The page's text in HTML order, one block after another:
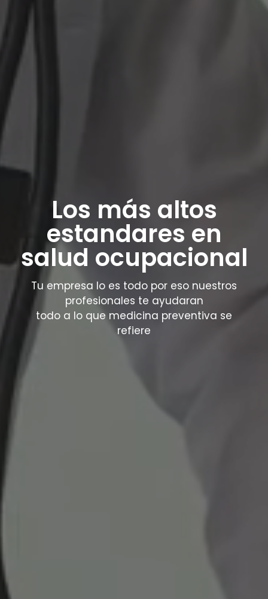
Los más altos
estandares en
salud ocupacional
Tu empresa lo es todo por eso nuestros
profesionales te ayudaran
todo a lo que medicina preventiva se
refiere